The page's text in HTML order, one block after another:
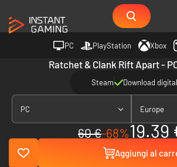
PC PlayStation Xbox
Ratchet & Clank Rift Apart -
Steam Download
PC Europe
60 €-68%19.39
Aggiungi al